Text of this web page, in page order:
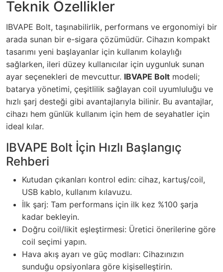
Teknik Özellikler
IBVAPE Bolt, taşınabilirlik, performans ve ergonomiyi bir
arada sunan bir e-sigara çözümüdür. Cihazın kompakt
tasarımı yeni başlayanlar için kullanım kolaylığı
sağlarken, ileri düzey kullanıcılar için uygunluk sunan
ayar seçenekleri de mevcuttur. IBVAPE Bolt modeli;
batarya yönetimi, çeşitlilik sağlayan coil uyumluluğu ve
hızlı şarj desteği gibi avantajlarıyla bilinir. Bu avantajlar,
cihazı hem günlük kullanım için hem de seyahatler için
ideal kılar.
IBVAPE Bolt İçin Hızlı Başlangıç
Rehberi
Kutudan çıkanları kontrol edin: cihaz, kartuş/coil,
USB kablo, kullanım kılavuzu.
İlk şarj: Tam performans için ilk kez %100 şarja
kadar bekleyin.
Doğru coil/likit eşleştirmesi: Üretici önerilerine göre
coil seçimi yapın.
Hava akış ayarı ve güç modları: Cihazınızın
sunduğu opsiyonlara göre kişiselleştirin.